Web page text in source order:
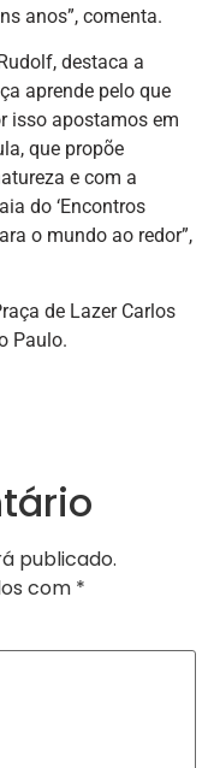
anos”, comenta.
destaca a
aprende pelo que
isso apostamos em
que propõe
e com a
do ‘Encontros
o mundo ao redor”,
de Lazer Carlos
Paulo.
publicado.
com *